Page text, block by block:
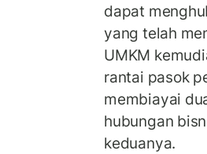
dapat
yang telah
UMKM
rantai pasok
membiayai
hubungan
keduanya.